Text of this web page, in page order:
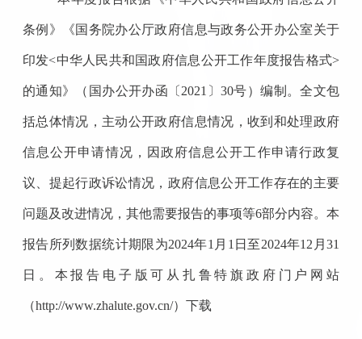
条例》《国务院办公厅政府信息与政务公开办公室关于
印发<中华人民共和国政府信息公开工作年度报告格式>
的通知》（国办公开办函〔 2021 〕30号）编制。全文包
括总体情况，主动公开政府信息情况，收到和处理政府
信息公开申请情况，因政府信息公开工作申请行政复
议、提起行政诉讼情况，政府信息公开工作存在的主要
问题及改进情况，其他需要报告的事项等6部分内容。本
报告所列数据统计期限为2024年1 月 1 日至2024年12 月31
日。本报告电子版可从扎鲁特旗政府门户网站
（http://www.zhalute.gov.cn/）下载